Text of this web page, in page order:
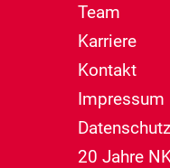
Team
Karriere
Kontakt
Impressum
Datenschutz
20 Jahre